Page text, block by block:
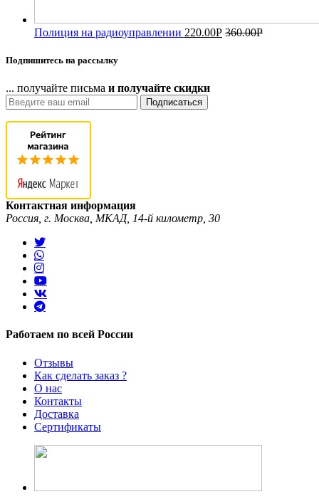
Полиция на радиоуправлении 220.00Р 360.00Р
Подпишитесь на рассылку
... получайте письма и получайте скидки
Подписаться
Контактная информация
Россия, г. Москва, МКАД, 14-й километр, 30
Работаем по всей России
Отзывы
Как сделать заказ ?
О нас
Контакты
Доставка
Сертификаты